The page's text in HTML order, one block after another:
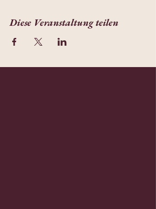
Diese Veranstaltung teilen